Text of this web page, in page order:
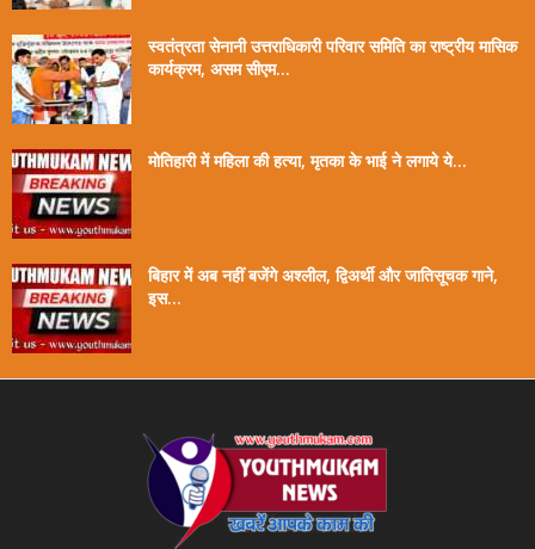
स्वतंत्रता सेनानी उत्तराधिकारी परिवार समिति का राष्ट्रीय मासिक
कार्यक्रम, असम सीएम...
मोतिहारी में महिला की हत्या, मृतका के भाई ने लगाये ये...
बिहार में अब नहीं बजेंगे अश्लील, द्विअर्थी और जातिसूचक गाने,
इस...